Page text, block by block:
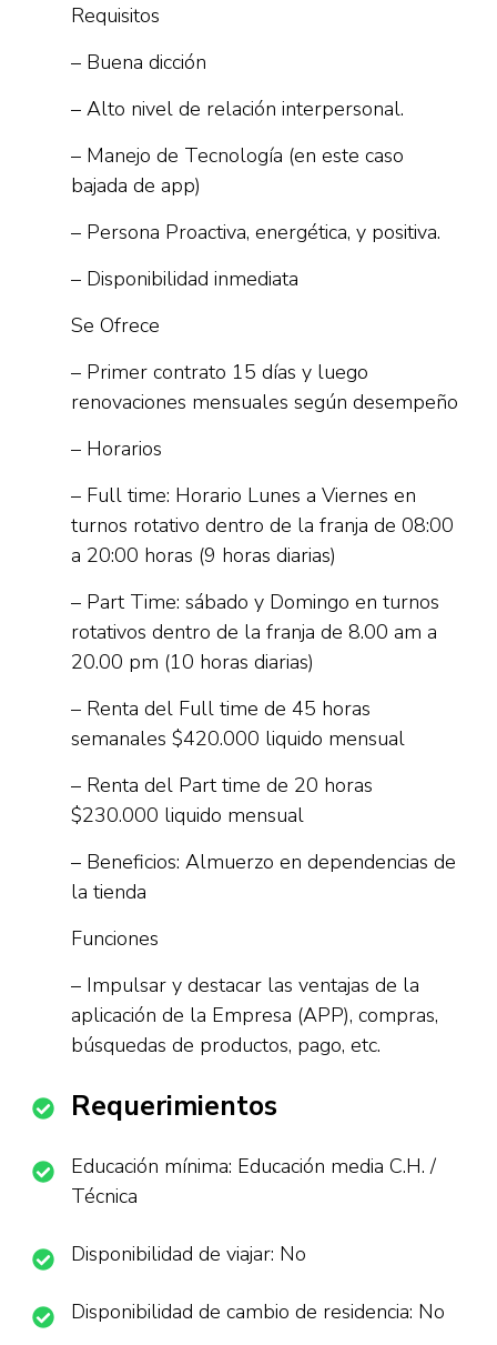
Requisitos
– Buena dicción
– Alto nivel de relación interpersonal.
– Manejo de Tecnología (en este caso
bajada de app)
– Persona Proactiva, energética, y positiva.
– Disponibilidad inmediata
Se Ofrece
– Primer contrato 15 días y luego
renovaciones mensuales según desempeño
– Horarios
– Full time: Horario Lunes a Viernes en
turnos rotativo dentro de la franja de 08:00
a 20:00 horas (9 horas diarias)
– Part Time: sábado y Domingo en turnos
rotativos dentro de la franja de 8.00 am a
20.00 pm (10 horas diarias)
– Renta del Full time de 45 horas
semanales $420.000 liquido mensual
– Renta del Part time de 20 horas
$230.000 liquido mensual
– Beneficios: Almuerzo en dependencias de
la tienda
Funciones
– Impulsar y destacar las ventajas de la
aplicación de la Empresa (APP), compras,
búsquedas de productos, pago, etc.
Requerimientos
Educación mínima: Educación media C.H. /
Técnica
Disponibilidad de viajar: No
Disponibilidad de cambio de residencia: No